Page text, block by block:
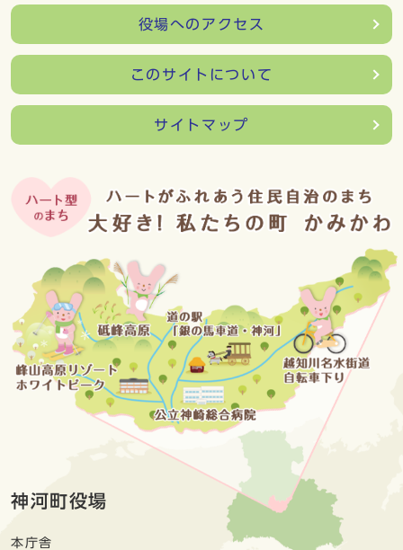
役場へのアクセス
このサイトについて
サイトマップ
神河町役場
本庁舎